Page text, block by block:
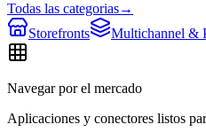
Todas las categorias→
Storefronts
Multichannel &
Navegar por el mercado
Aplicaciones y conectores listos